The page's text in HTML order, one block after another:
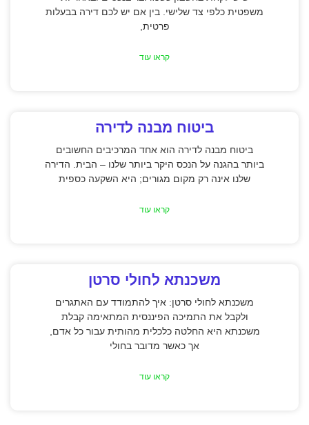
משפטית כלפי צד שלישי. בין אם יש לכם דירה בבעלות
פרטית,
קראו עוד
ביטוח מבנה לדירה
ביטוח מבנה לדירה הוא אחד המרכיבים החשובים
ביותר בהגנה על הנכס היקר ביותר שלנו – הבית. הדירה
שלנו אינה רק מקום מגורים; היא השקעה כספית
קראו עוד
משכנתא לחולי סרטן
משכנתא לחולי סרטן: איך להתמודד עם האתגרים
ולקבל את התמיכה הפיננסית המתאימה קבלת
משכנתא היא החלטה כלכלית מהותית עבור כל אדם,
אך כאשר מדובר בחולי
קראו עוד